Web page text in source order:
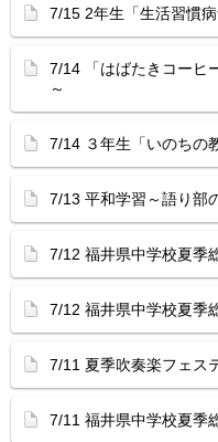
7/15 2年生「生活習慣病
7/14 「はばたきコーヒ
～
7/14 ３年生「いのちの
7/13 平和学習～語り部
7/12 福井県中学校夏
7/12 福井県中学校夏
7/11 夏季吹奏楽フェス
7/11 福井県中学校夏